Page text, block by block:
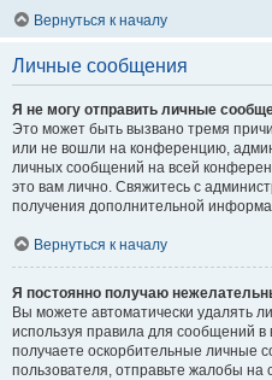
Вернуться к началу
Личные сообщения
Я не могу отправить личные
Это может быть вызвано тремя
или не вошли на конференцию,
личных сообщений на всей
это вам лично. Свяжитесь с
получения дополнительной
Вернуться к началу
Я постоянно получаю
Вы можете автоматически удалять
используя правила для сообщений
получаете оскорбительные личные
пользователя, отправьте жалобы